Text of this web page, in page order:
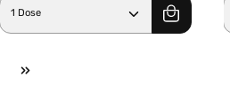
gewünschten Wert
Produkt Anzahl: Gib